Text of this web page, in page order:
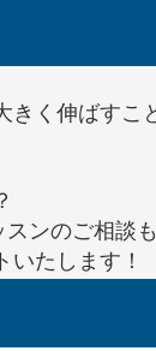
く伸ばすこ
ンのご相談
たします！